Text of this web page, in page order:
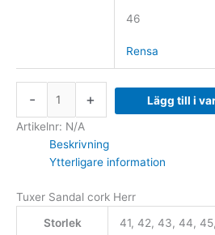
46
Rensa
- + Lägg till i
Artikelnr: N/A
Beskrivning
Ytterligare information
Tuxer Sandal cork Herr
Storlek
41, 42, 43, 44,